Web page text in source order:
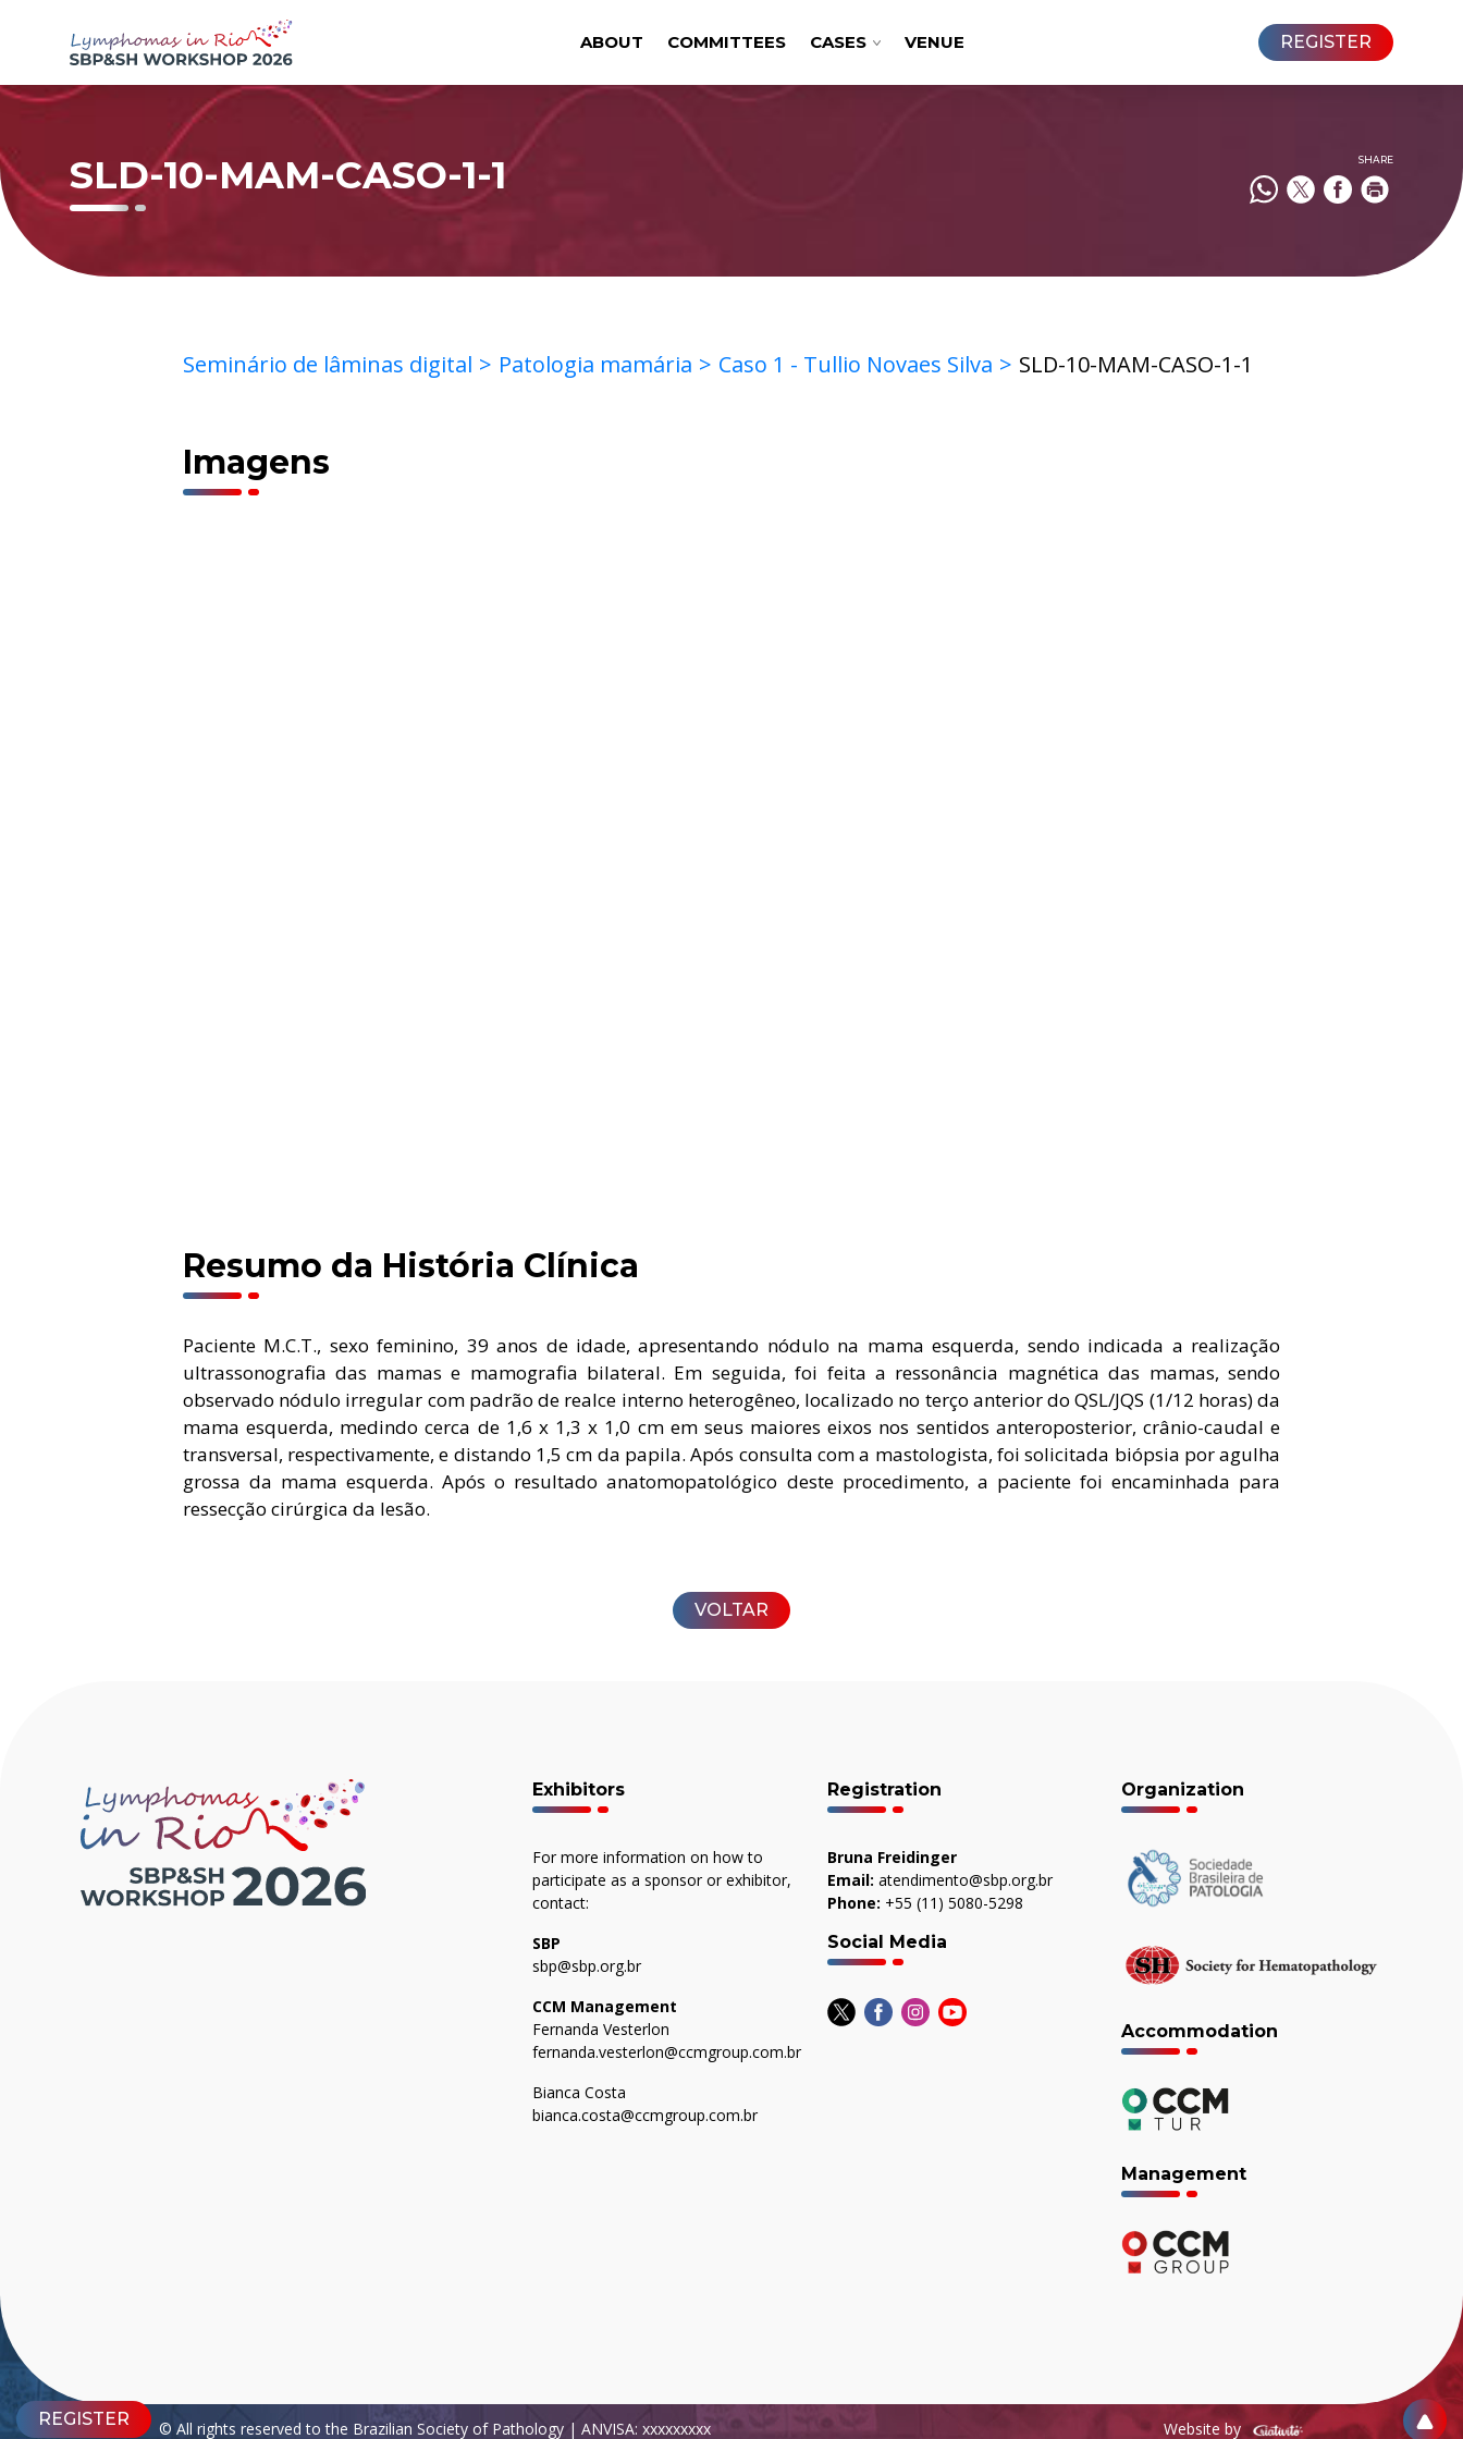
REGISTER
SLD-10-MAM-CASO-1-1 SHARE
ABOUT COMMITTEES CASES VENUE REGISTER
Seminário de lâminas digital Patologia mamária Caso 1 - Tullio Novaes Silva SLD-10-MAM-CASO-1-1
Imagens
Resumo da História Clínica
Paciente M.C.T., sexo feminino, 39 anos de idade, apresentando nódulo na mama esquerda, sendo indicada a realização
ultrassonografia das mamas e mamografia bilateral. Em seguida, foi feita a ressonância magnética das mamas, sendo
observado nódulo irregular com padrão de realce interno heterogêneo, localizado no terço anterior do QSL/JQS (1/12 horas) da
mama esquerda, medindo cerca de 1,6 x 1,3 x 1,0 cm em seus maiores eixos nos sentidos anteroposterior, crânio-caudal e
transversal, respectivamente, e distando 1,5 cm da papila. Após consulta com a mastologista, foi solicitada biópsia por agulha
grossa da mama esquerda. Após o resultado anatomopatológico deste procedimento, a paciente foi encaminhada para
ressecção cirúrgica da lesão.
VOLTAR
Exhibitors
For more information on how to
participate as a sponsor or exhibitor,
contact:
SBP
sbp@sbp.org.br
CCM Management
Fernanda Vesterlon
fernanda.vesterlon@ccmgroup.com.br
Bianca Costa
bianca.costa@ccmgroup.com.br
Registration
Bruna Freidinger
Email: atendimento@sbp.org.br
Phone: +55 (11) 5080-5298
Social Media
Organization
Accommodation
Management
© All rights reserved to the Brazilian Society of Pathology | ANVISA: xxxxxxxxx Website by